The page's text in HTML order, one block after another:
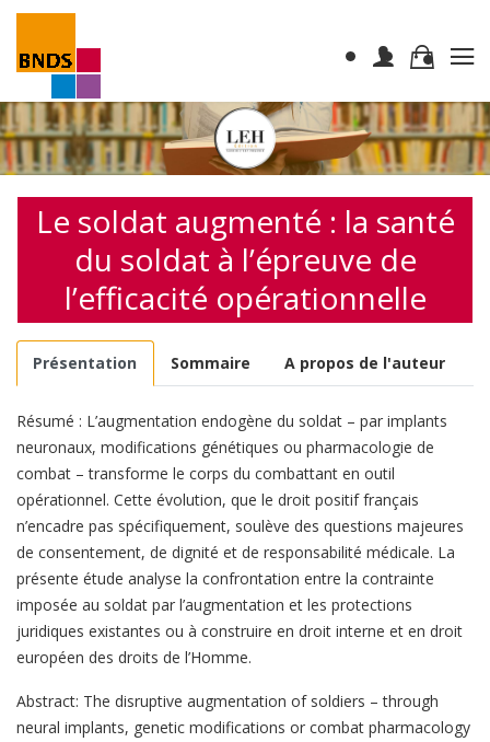
Le soldat augmenté : la santé
du soldat à l’épreuve de
l’efficacité opérationnelle
Présentation Sommaire A propos de l'auteur
Résumé : L’augmentation endogène du soldat – par implants
neuronaux, modifications génétiques ou pharmacologie de
combat – transforme le corps du combattant en outil
opérationnel. Cette évolution, que le droit positif français
n’encadre pas spécifiquement, soulève des questions majeures
de consentement, de dignité et de responsabilité médicale. La
présente étude analyse la confrontation entre la contrainte
imposée au soldat par l’augmentation et les protections
juridiques existantes ou à construire en droit interne et en droit
européen des droits de l’Homme.
Abstract: The disruptive augmentation of soldiers – through
neural implants, genetic modifications or combat pharmacology